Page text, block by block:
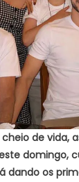
de vida,
domingo,
dando os